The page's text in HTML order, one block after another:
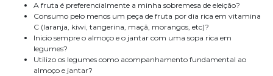
A fruta é preferencialmente a minha sobremesa de eleição?
Consumo pelo menos um peça de fruta por dia rica em vitamina
C (laranja, kiwi, tangerina, maçã, morangos, etc)?
Inicio sempre o almoço e o jantar com uma sopa rica em
legumes?
Utilizo os legumes como acompanhamento fundamental ao
almoço e jantar?